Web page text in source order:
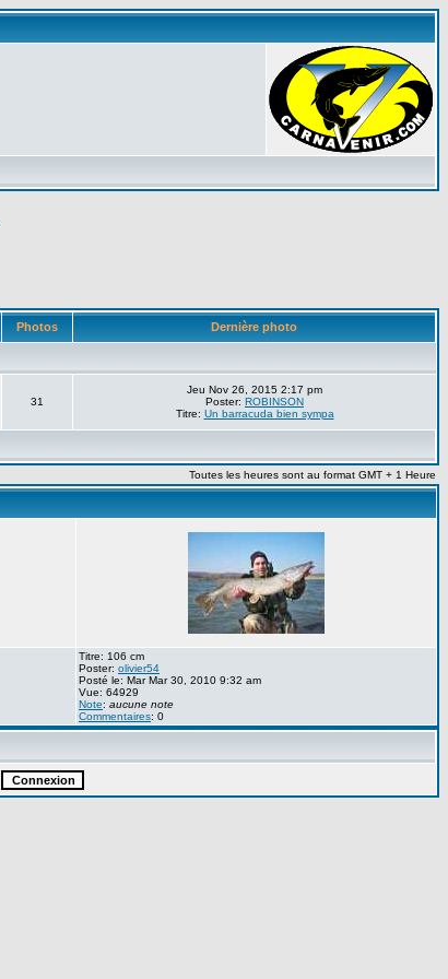
Photos Dernière photo
31
Jeu Nov 26, 2015 2:17 pm
Poster: ROBINSON
Titre: Un barracuda bien sympa
Toutes les heures sont au format GMT + 1 Heure
Titre: 106 cm
Poster: olivier54
Posté le: Mar Mar 30, 2010 9:32 am
Vue: 64929
Note: aucune note
Commentaires: 0